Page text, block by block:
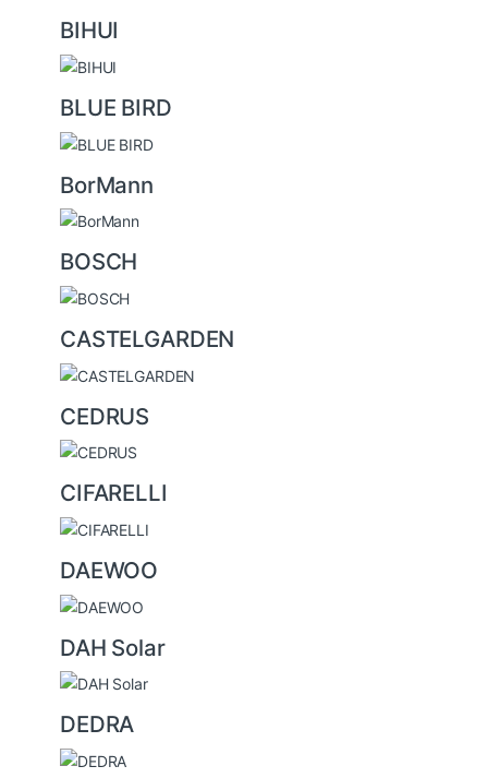
BIHUI
BLUE BIRD
BorMann
BOSCH
CASTELGARDEN
CEDRUS
CIFARELLI
DAEWOO
DAH Solar
DEDRA